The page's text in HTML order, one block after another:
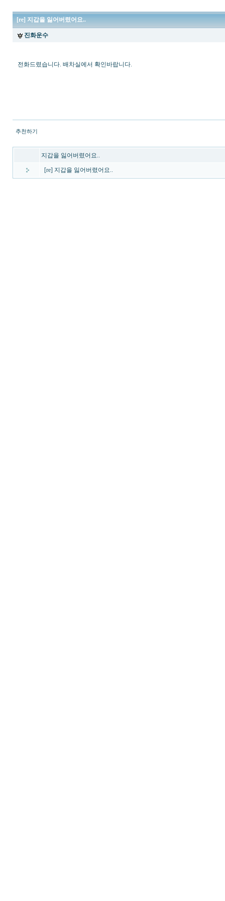
[re] 지갑을 잃어버렸어요..
진화운수
전화드렸습니다. 배차실에서 확인바랍니다.
추천하기
지갑을 잃어버렸어요..
[re] 지갑을 잃어버렸어요..